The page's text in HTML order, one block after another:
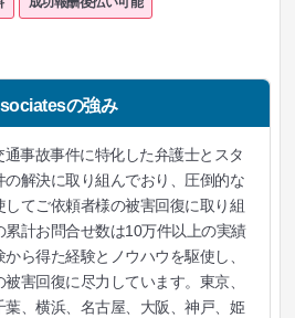
の強み
事故事件に特化した弁護士とスタ
の解決に取り組んでおり、圧倒的な
てご依頼者様の被害回復に取り組
累計お問合せ数は10万件以上の実績
ら得た経験とノウハウを駆使し、
害回復に尽力しています。東京、
、横浜、名古屋、大阪、神戸、姫